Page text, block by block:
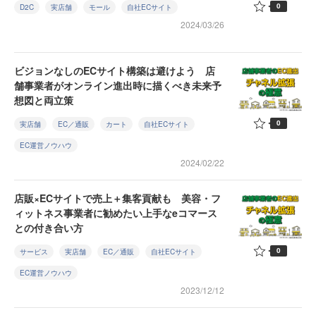
D2C 実店舗 モール 自社ECサイト
2024/03/26
0
ビジョンなしのECサイト構築は避けよう 店
舗事業者がオンライン進出時に描くべき未来予
想図と両立策
実店舗 EC／通販 カート 自社ECサイト
EC運営ノウハウ
2024/02/22
0
店販×ECサイトで売上＋集客貢献も 美容・フ
ィットネス事業者に勧めたい上手なeコマース
との付き合い方
サービス 実店舗 EC／通販 自社ECサイト
EC運営ノウハウ
2023/12/12
0